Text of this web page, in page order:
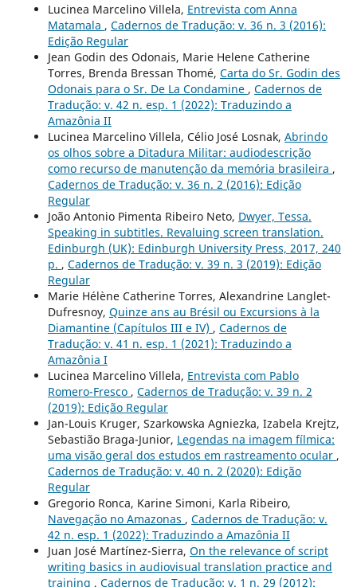
Lucinea Marcelino Villela, Entrevista com Anna
Matamala , Cadernos de Tradução: v. 36 n. 3 (2016):
Edição Regular
Jean Godin des Odonais, Marie Helene Catherine
Torres, Brenda Bressan Thomé, Carta do Sr. Godin des
Odonais para o Sr. De La Condamine , Cadernos de
Tradução: v. 42 n. esp. 1 (2022): Traduzindo a
Amazônia II
Lucinea Marcelino Villela, Célio José Losnak, Abrindo
os olhos sobre a Ditadura Militar: audiodescrição
como recurso de manutenção da memória brasileira ,
Cadernos de Tradução: v. 36 n. 2 (2016): Edição
Regular
João Antonio Pimenta Ribeiro Neto, Dwyer, Tessa.
Speaking in subtitles. Revaluing screen translation.
Edinburgh (UK): Edinburgh University Press, 2017, 240
p. , Cadernos de Tradução: v. 39 n. 3 (2019): Edição
Regular
Marie Hélène Catherine Torres, Alexandrine Langlet-
Dufresnoy, Quinze ans au Brésil ou Excursions à la
Diamantine (Capítulos III e IV) , Cadernos de
Tradução: v. 41 n. esp. 1 (2021): Traduzindo a
Amazônia I
Lucinea Marcelino Villela, Entrevista com Pablo
Romero-Fresco , Cadernos de Tradução: v. 39 n. 2
(2019): Edição Regular
Jan-Louis Kruger, Szarkowska Agniezka, Izabela Krejtz,
Sebastião Braga-Junior, Legendas na imagem fílmica:
uma visão geral dos estudos em rastreamento ocular ,
Cadernos de Tradução: v. 40 n. 2 (2020): Edição
Regular
Gregorio Ronca, Karine Simoni, Karla Ribeiro,
Navegação no Amazonas , Cadernos de Tradução: v.
42 n. esp. 1 (2022): Traduzindo a Amazônia II
Juan José Martínez-Sierra, On the relevance of script
writing basics in audiovisual translation practice and
training , Cadernos de Tradução: v. 1 n. 29 (2012):